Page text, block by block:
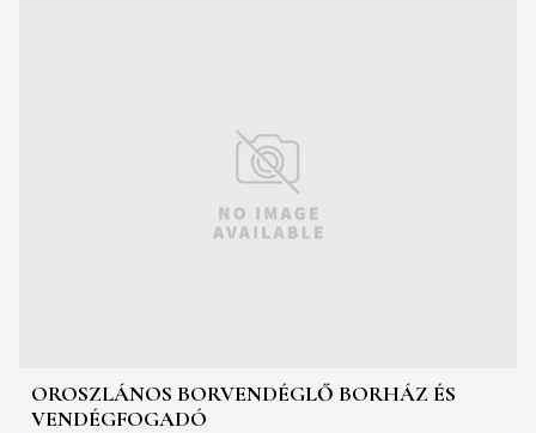
OROSZLÁNOS BORVENDÉGLŐ BORHÁZ ÉS
VENDÉGFOGADÓ